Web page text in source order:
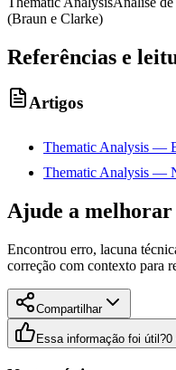
(Braun e Clarke)
Referências e
Artigos
Thematic Analysis —
Thematic Analysis —
Ajude a melhorar
Encontrou erro, lacuna
correção com contexto para
Compartilhar
Essa informação foi útil?0